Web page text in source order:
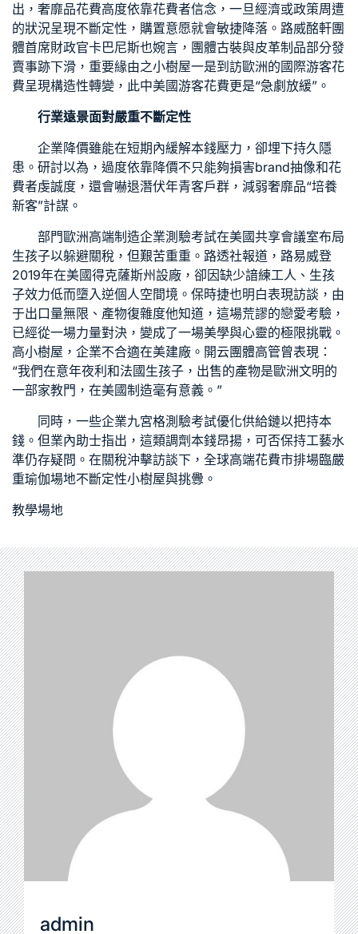
出，奢靡品花費高度依靠花費者信念，一旦經濟或政策周遭
的狀況呈現不斷定性，購置意愿就會敏捷降落。路威酩軒團
體首席財政官卡巴尼斯也婉言，團體古裝與皮革制品部分發
賣事跡下滑，重要緣由之小樹屋一是到訪歐洲的國際游客花
費呈現構造性轉變，此中美國游客花費更是“急劇放緩”。
行業遠景面對嚴重不斷定性
企業降價雖能在短期內緩解本錢壓力，卻埋下持久隱
患。研討以為，過度依靠降價不只能夠損害brand抽像和花
費者虔誠度，還會嚇退潛伏年青客戶群，減弱奢靡品“培養
新客”計謀。
部門歐洲高端制造企業測驗考試在美國共享會議室布局
生孩子以躲避關稅，但艱苦重重。路透社報道，路易威登
2019年在美國得克薩斯州設廠，卻因缺少諳練工人、生孩
子效力低而墮入逆個人空間境。保時捷也明白表現訪談 ，由
于出口量無限、產物復雜度他知道，這場荒謬的戀愛考驗，
已經從一場力量對決，變成了一場美學與心靈的極限挑戰。
高小樹屋 ，企業不合適在美建廠。開云團體高管曾表現：
“我們在意年夜利和法國生孩子，出售的產物是歐洲文明的
一部家教門，在美國制造毫有意義。”
同時，一些企業九宮格測驗考試優化供給鏈以把持本
錢。但業內助士指出，這類調劑本錢昂揚，可否保持工藝水
準仍存疑問。在關稅沖擊訪談下，全球高端花費市排場臨嚴
重瑜伽場地不斷定性小樹屋與挑釁。
教學場地
admin